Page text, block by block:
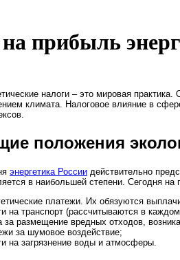
прибыль
налоги – это мировая
климата. Налоговое влияние в
положения
энергетика России действительно
в наибольшей степени. Сегодня на
платежи. Их обязуются
на транспорт (рассчитываются в
за размещение вредных отходов,
за шумовое воздействие;
на загрязнение воды и атмосферы.